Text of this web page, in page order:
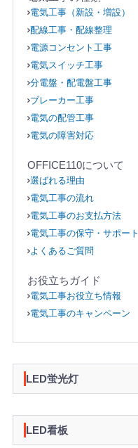
電気工事（新設・増設）
配線工事・配線整理
電源コンセント工事
電気スイッチ工事
分電盤・配電盤工事
ブレーカー工事
電気の配管工事
電気の障害対応
OFFICE110について
選ばれる理由
電気工事の流れ
電気工事のお支払方法
電気工事の保守・サポート
よくあるご質問
お役立ちガイド
電気工事お役立ち情報
電気工事のキャンペーン
LED蛍光灯
LED看板